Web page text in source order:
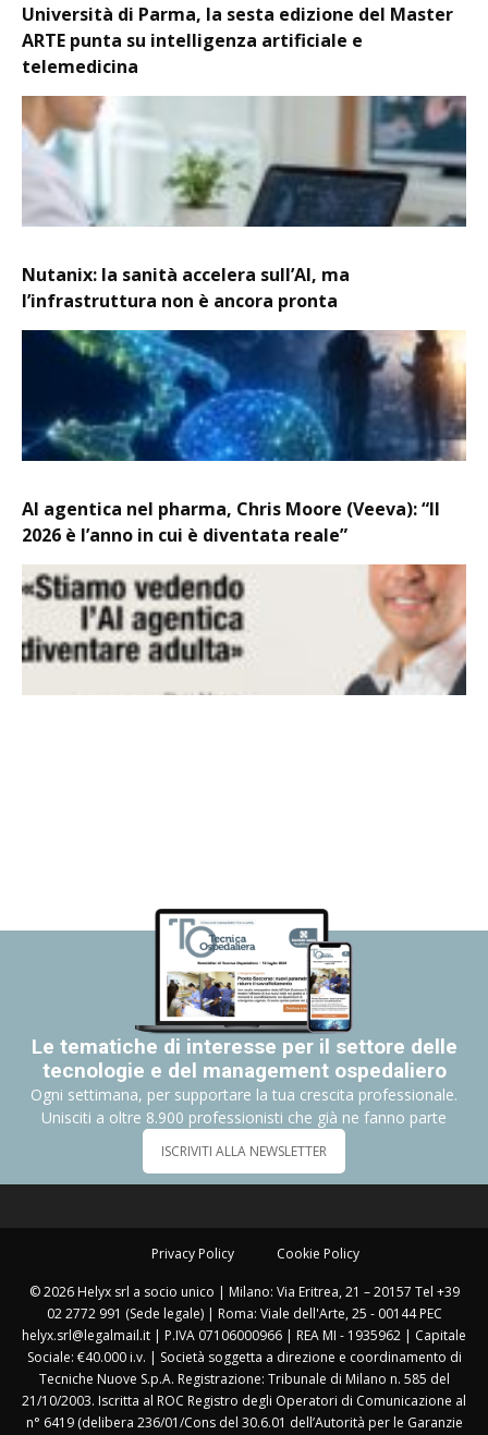
Università di Parma, la sesta edizione del Master
ARTE punta su intelligenza artificiale e
telemedicina
Nutanix: la sanità accelera sull’AI, ma
l’infrastruttura non è ancora pronta
AI agentica nel pharma, Chris Moore (Veeva): “Il
2026 è l’anno in cui è diventata reale”
Le tematiche di interesse per il settore delle
tecnologie e del management ospedaliero
Ogni settimana, per supportare la tua crescita professionale.
Unisciti a oltre 8.900 professionisti che già ne fanno parte
ISCRIVITI ALLA NEWSLETTER
Privacy Policy Cookie Policy
© 2026 Helyx srl a socio unico | Milano: Via Eritrea, 21 – 20157 Tel +39
02 2772 991 (Sede legale) | Roma: Viale dell'Arte, 25 - 00144 PEC
helyx.srl@legalmail.it | P.IVA 07106000966 | REA MI - 1935962 | Capitale
Sociale: €40.000 i.v. | Società soggetta a direzione e coordinamento di
Tecniche Nuove S.p.A. Registrazione: Tribunale di Milano n. 585 del
21/10/2003. Iscritta al ROC Registro degli Operatori di Comunicazione al
n° 6419 (delibera 236/01/Cons del 30.6.01 dell’Autorità per le Garanzie